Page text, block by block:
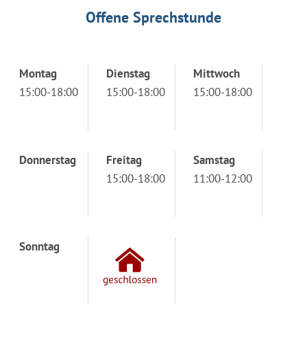
Offene Sprechstunde
Montag
15:00-18:00
Dienstag
15:00-18:00
Mittwoch
15:00-18:00
Donnerstag
Freitag
15:00-18:00
Samstag
11:00-12:00
Sonntag